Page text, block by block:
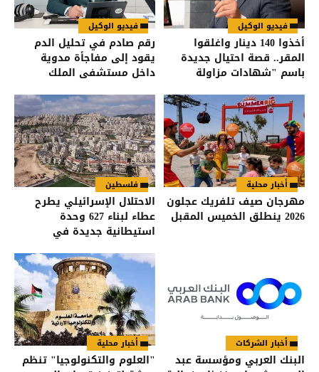
فيديو الوكيل
أخذوا 140 دينار واغلقوا
المقر.. قصة احتيال جديدة
باسم "شهادات مزاولة
فيديو الوكيل
رقم صادم في تحليل الدم
يقود إلى مفاجأة مدوية
داخل مستشفى الملك
أخبار محلية
مهرجان صيف تلفريك عجلون
2026 ينطلق الخميس المقبل
فلسطين
الاحتلال الإسرائيلي يطرح
عطاء لبناء 627 وحدة
استيطانية جديدة في
أخبار الشركات
البنك العربي ومؤسسة عبد
أخبار محلية
"العلوم والتكنولوجيا" تنظم